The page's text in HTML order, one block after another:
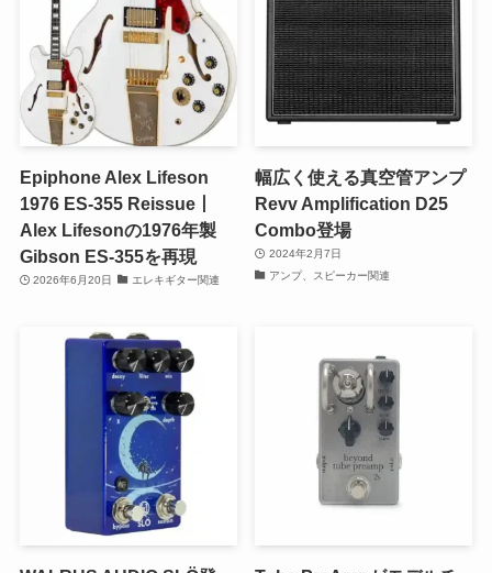
Epiphone Alex Lifeson
1976 ES-355 Reissue丨
Alex Lifesonの1976年製
Gibson ES-355を再現
2026年6月20日 エレキギター関連
幅広く使える真空管アンプ
Revv Amplification D25
Combo登場
2024年2月7日
アンプ、スピーカー関連